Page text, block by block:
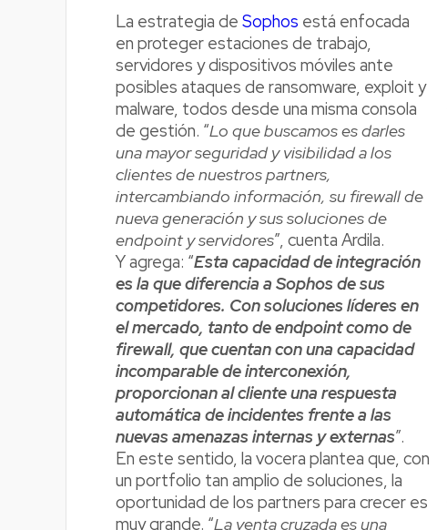
La estrategia de Sophos está enfocada
en proteger estaciones de trabajo,
servidores y dispositivos móviles ante
posibles ataques de ransomware, exploit y
malware, todos desde una misma consola
de gestión. “Lo que buscamos es darles
una mayor seguridad y visibilidad a los
clientes de nuestros partners,
intercambiando información, su firewall de
nueva generación y sus soluciones de
endpoint y servidores”, cuenta Ardila.
Y agrega: “Esta capacidad de integración
es la que diferencia a Sophos de sus
competidores. Con soluciones líderes en
el mercado, tanto de endpoint como de
firewall, que cuentan con una capacidad
incomparable de interconexión,
proporcionan al cliente una respuesta
automática de incidentes frente a las
nuevas amenazas internas y externas”.
En este sentido, la vocera plantea que, con
un portfolio tan amplio de soluciones, la
oportunidad de los partners para crecer es
muy grande. “La venta cruzada es una